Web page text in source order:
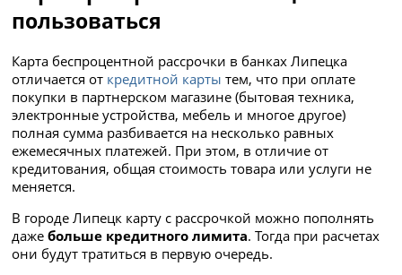
пользоваться
Карта беспроцентной рассрочки в банках Липецка
отличается от кредитной карты тем, что при оплате
покупки в партнерском магазине (бытовая техника,
электронные устройства, мебель и многое другое)
полная сумма разбивается на несколько равных
ежемесячных платежей. При этом, в отличие от
кредитования, общая стоимость товара или услуги не
меняется.
В городе Липецк карту с рассрочкой можно пополнять
дажебольше кредитного лимита. Тогда при расчетах
они будут тратиться в первую очередь.